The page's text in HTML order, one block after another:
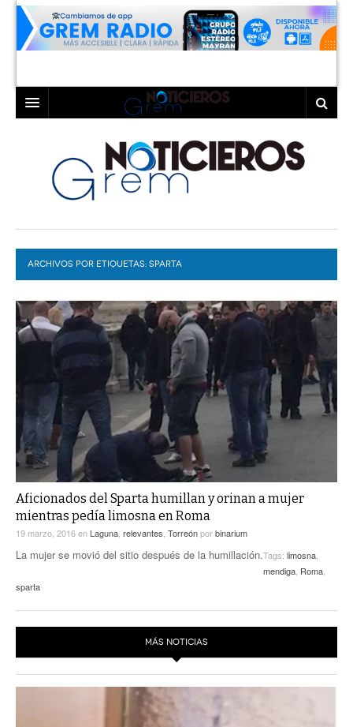
LAGUNA
TORREÓN
GÓMEZ PALACIO
LERDO
COAHUILA
DURANGO
DEPORTES
EXA
EL EXACTO
EXA INFORMA
CONTEXTOS
TRAYECTO LAGUNA
A MEDIA MAÑANA
A TODA LEY
ENTRE LAGUNEROS
DIÁLOGOS CON LA HISTORIA
TWEETS AND BEATS
LA MEJOR 97.1 ESTÉREO GALLITO
ACTUALIDADES GREM
PULSO
LA MEJOR INFORMACIÓN
COLABORADORES
ACTUALIDADES GREM
ARCHIVOS POR ETIQUETAS: SPARTA
Aficionados del Sparta humillan y orinan a mujer
mientras pedía limosna en Roma
19 marzo, 2016en Laguna relevantes Torreónporbinarium
La mujer se movió del sitio después de la humillación.Tags: limosna
mendiga Roma
sparta
MÁS NOTICIAS